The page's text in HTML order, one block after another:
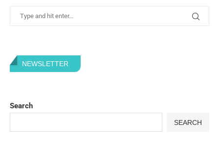
NEWSLETTER
Search
SEARCH